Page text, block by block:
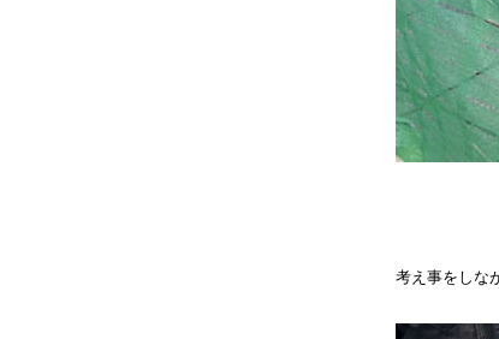
考え事をしな